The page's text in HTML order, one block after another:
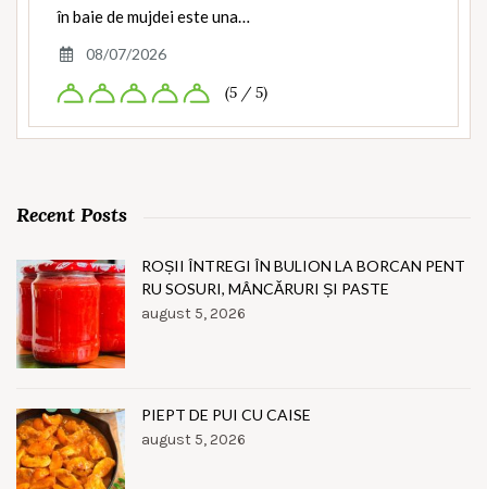
în baie de mujdei este una…
08/07/2026
(5 / 5)
Recent Posts
ROȘII ÎNTREGI ÎN BULION LA BORCAN PENT
RU SOSURI, MÂNCĂRURI ȘI PASTE
august 5, 2026
PIEPT DE PUI CU CAISE
august 5, 2026